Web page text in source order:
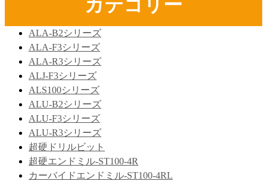
カテゴリー
ALA-B2シリーズ
ALA-F3シリーズ
ALA-R3シリーズ
ALJ-F3シリーズ
ALS100シリーズ
ALU-B2シリーズ
ALU-F3シリーズ
ALU-R3シリーズ
超硬ドリルビット
超硬エンドミル-ST100-4R
カーバイドエンドミル-ST100-4RL